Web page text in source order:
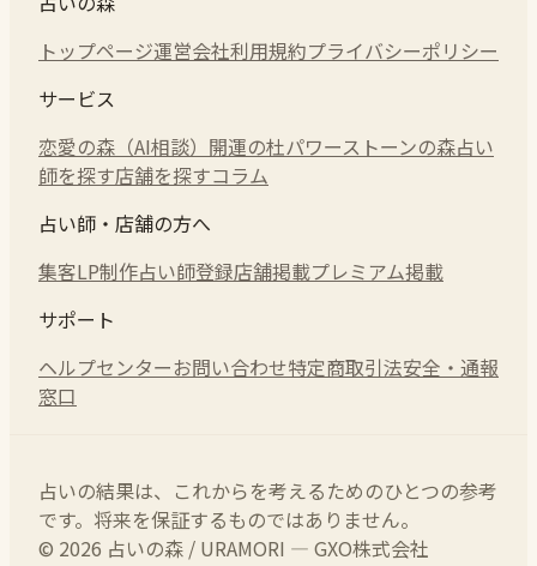
トップページ運営会社利用規約プライバシーポリシー
サービス
恋愛の森（AI相談） 開運の杜パワーストーンの森占い
師を探す店舗を探すコラム
占い師・店舗の方へ
集客LP制作占い師登録店舗掲載プレミアム掲載
サポート
ヘルプセンターお問い合わせ特定商取引法安全・通報
窓口
占いの結果は、これからを考えるためのひとつの参考
です。将来を保証するものではありません。
© 2026 占いの森 / URAMORI — GXO株式会社